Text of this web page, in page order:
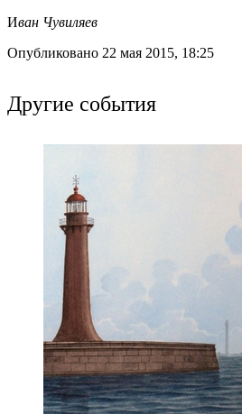
Иван Чувиляев
Опубликовано 22 мая 2015, 18:25
Другие события